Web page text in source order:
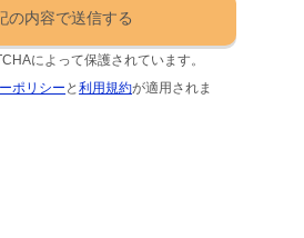
によって保護されています。
ポリシー と利用規約が適用されま